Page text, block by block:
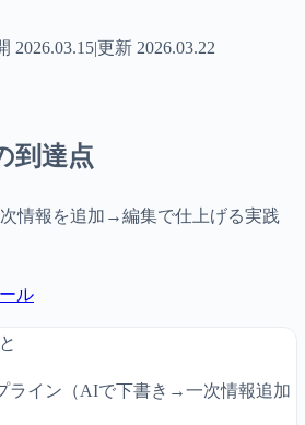
2026.03.15|更新 2026.03.22
到達点
情報を追加→編集で仕上げる実践
ル
ライン（AIで下書き→一次情報追加